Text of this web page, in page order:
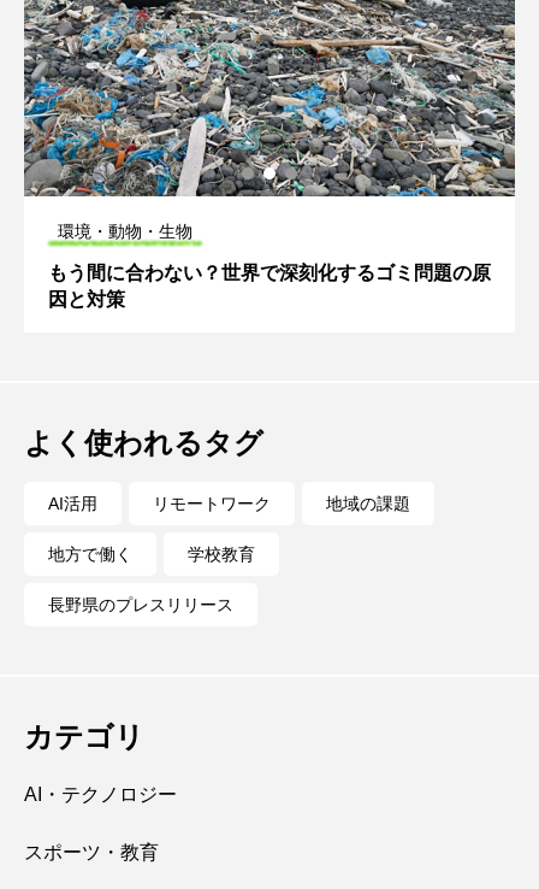
環境・動物・生物
もう間に合わない？世界で深刻化するゴミ問題の原
因と対策
よく使われるタグ
AI活用 リモートワーク 地域の課題
地方で働く 学校教育
長野県のプレスリリース
カテゴリ
AI・テクノロジー
スポーツ・教育